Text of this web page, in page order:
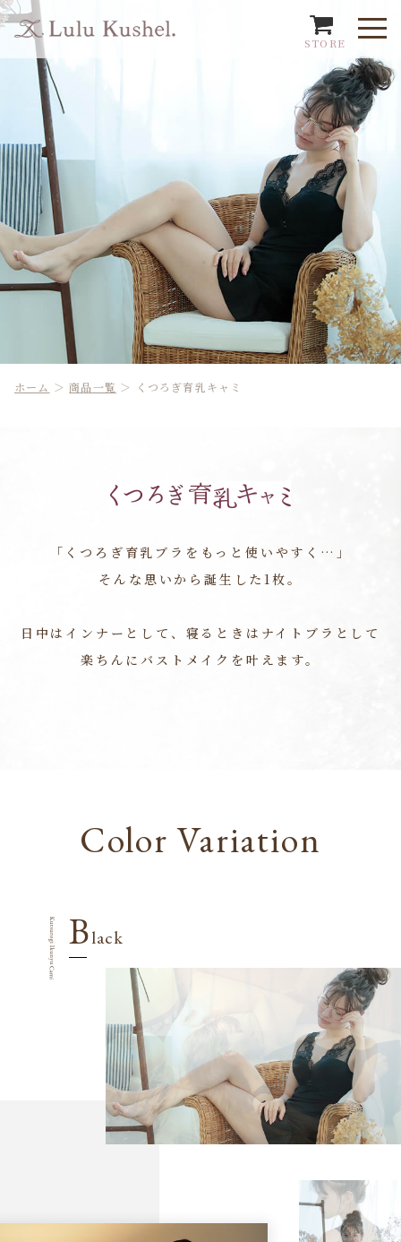
STORE
ホーム ＞商品一覧 ＞ くつろぎ育乳キャミ
「くつろぎ育乳ブラをもっと使いやすく…」
そんな思いから誕生した1枚。
日中はインナーとして、寝るときはナイトブラとして
楽ちんにバストメイクを叶えます。
Color Variation
Black